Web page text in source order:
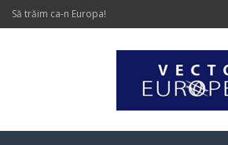
Să trăim ca-n Europa!